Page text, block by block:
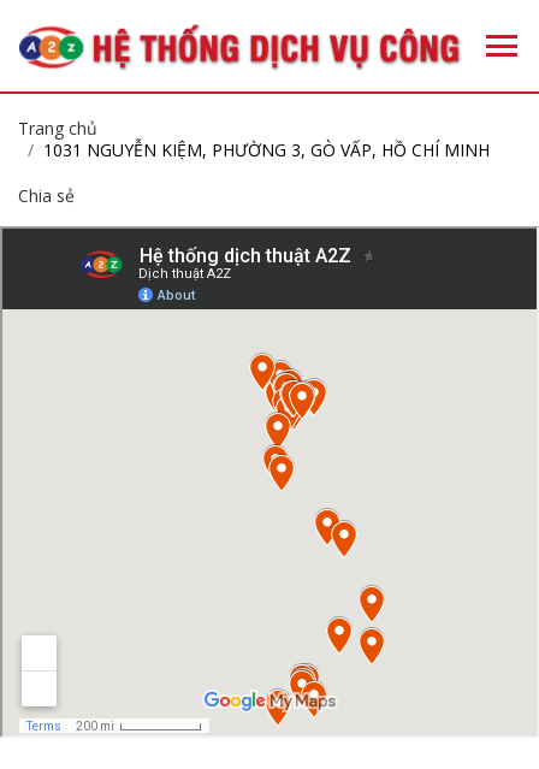
Trang chủ
1031 NGUYỄN KIỆM, PHƯỜNG 3, GÒ VẤP, HỒ CHÍ MINH
Chia sẻ